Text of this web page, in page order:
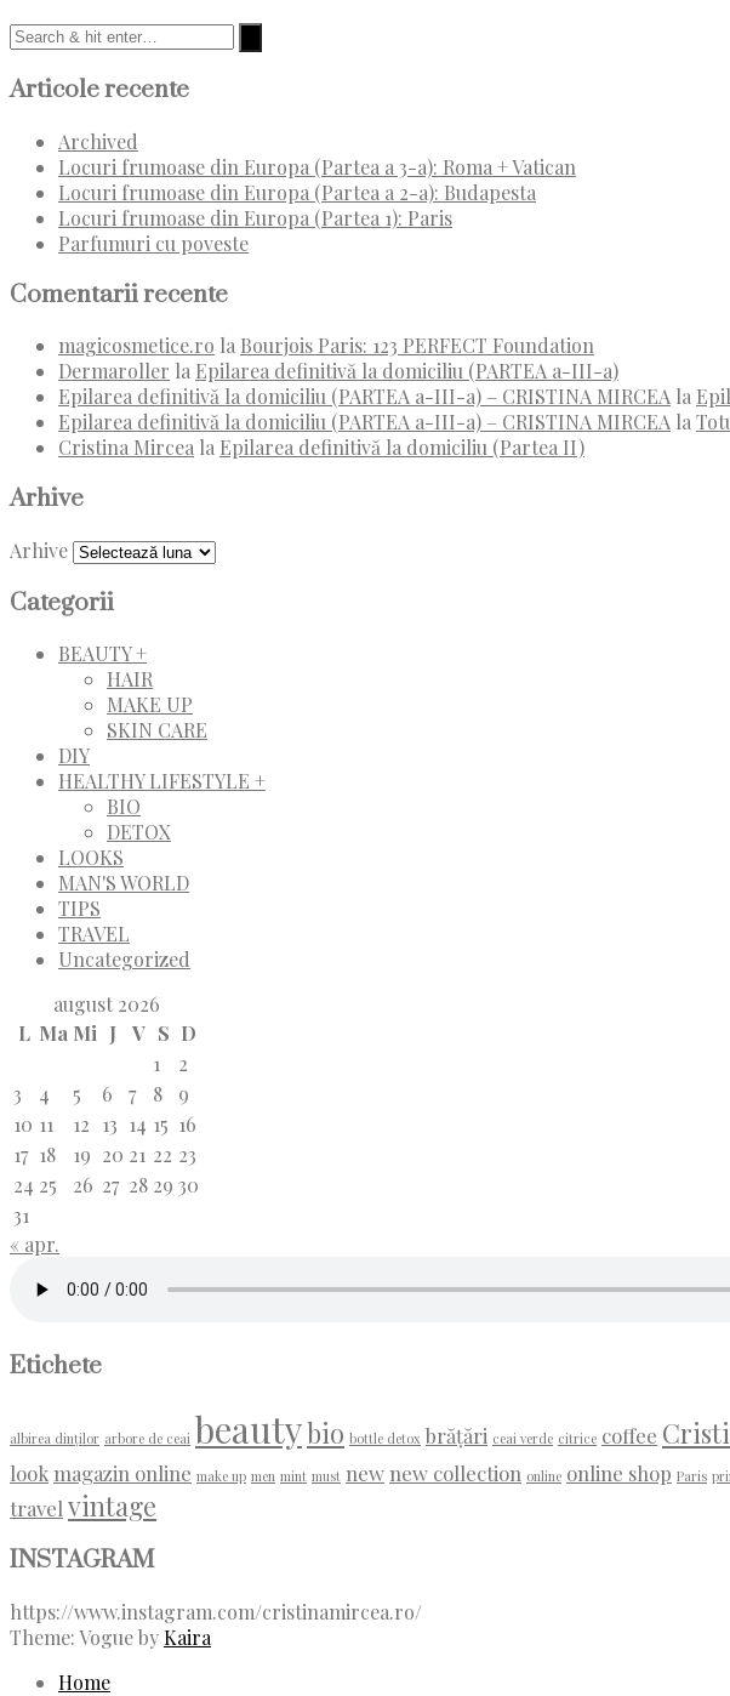
Articole recente
Archived
Locuri frumoase din Europa (Partea a 3-a): Roma + Vatican
Locuri frumoase din Europa (Partea a 2-a): Budapesta
Locuri frumoase din Europa (Partea 1): Paris
Parfumuri cu poveste
Comentarii recente
magicosmetice.ro la Bourjois Paris: 123 PERFECT Foundation
Dermaroller la Epilarea definitivă la domiciliu (PARTEA a-III-a)
Epilarea definitivă la domiciliu (PARTEA a-III-a) – CRISTINA MIRCEA la
Epilarea definitivă la domiciliu (PARTEA a-III-a) – CRISTINA MIRCEA la
Cristina Mircea la Epilarea definitivă la domiciliu (Partea II)
Arhive
Arhive
Categorii
BEAUTY +
HAIR
MAKE UP
SKIN CARE
DIY
HEALTHY LIFESTYLE +
BIO
DETOX
LOOKS
MAN'S WORLD
TIPS
TRAVEL
Uncategorized
august 2026
L Ma Mi J V S D
1
2
3
4 5 6 7 8
9
10 11 12 13 14 15 16
17 18 19 20 21 22 23
24 25 26 27 28 29 30
31
« apr.
Etichete
albirea dinților arbore de ceai beautybio bottle detox brățări ceai verde citrice coffee
look magazin online make up men mint must new new collection online online shop Paris
travel vintage
INSTAGRAM
https://www.instagram.com/cristinamircea.ro/
Theme: Vogue byKaira
Home